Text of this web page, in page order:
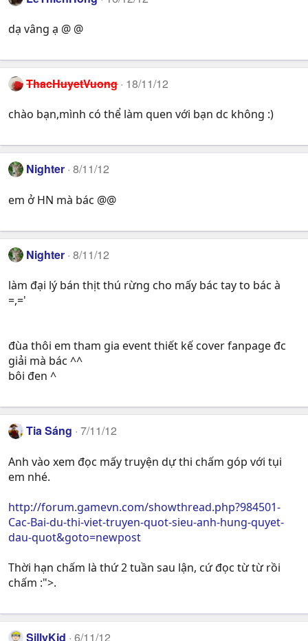
dạ vâng ạ @ @
ThacHuyetVuong 18/11/12
chào bạn,mình có thể làm quen với bạn dc không :)
Nighter 8/11/12
em ở HN mà bác @@
Nighter 8/11/12
làm đại lý bán thịt thú rừng cho mấy bác tay to bác à
=,='
đùa thôi em tham gia event thiết kế cover fanpage đc
giải mà bác ^^
bôi đen ^
Tia Sáng 7/11/12
Anh vào xem đọc mấy truyện dự thi chấm góp với tụi
em nhé.
http://forum.gamevn.com/showthread.php?984501-
Cac-Bai-du-thi-viet-truyen-quot-sieu-anh-hung-quyet-
dau-quot&goto=newpost
Thời hạn chấm là thứ 2 tuần sau lận, cứ đọc từ từ rồi
chấm :">.
SillyKid 6/11/12